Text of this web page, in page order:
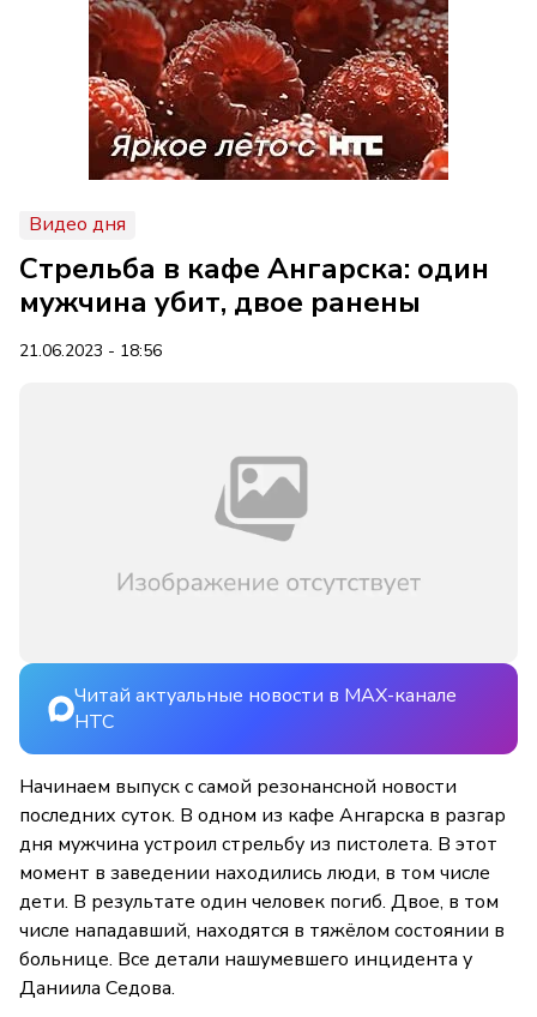
Видео дня
Стрельба в кафе Ангарска: один
мужчина убит, двое ранены
21.06.2023 - 18:56
Читай актуальные новости в MAX-канале
НТС
Начинаем выпуск с самой резонансной новости
последних суток. В одном из кафе Ангарска в разгар
дня мужчина устроил стрельбу из пистолета. В этот
момент в заведении находились люди, в том числе
дети. В результате один человек погиб. Двое, в том
числе нападавший, находятся в тяжёлом состоянии в
больнице. Все детали нашумевшего инцидента у
Даниила Седова.